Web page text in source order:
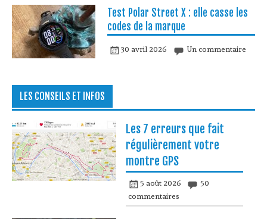
Test Polar Street X : elle casse les
codes de la marque
30 avril 2026 Un commentaire
LES CONSEILS ET INFOS
Les 7 erreurs que fait
régulièrement votre
montre GPS
5 août 2026
50
commentaires